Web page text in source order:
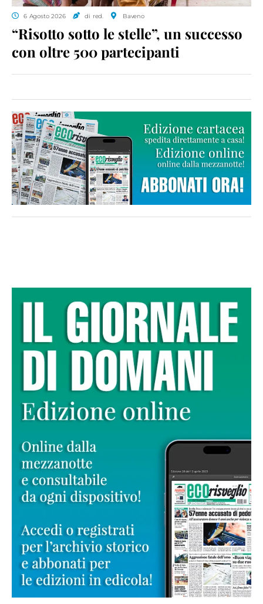
6 Agosto 2026 di red. Baveno
“Risotto sotto le stelle”, un successo
con oltre 500 partecipanti